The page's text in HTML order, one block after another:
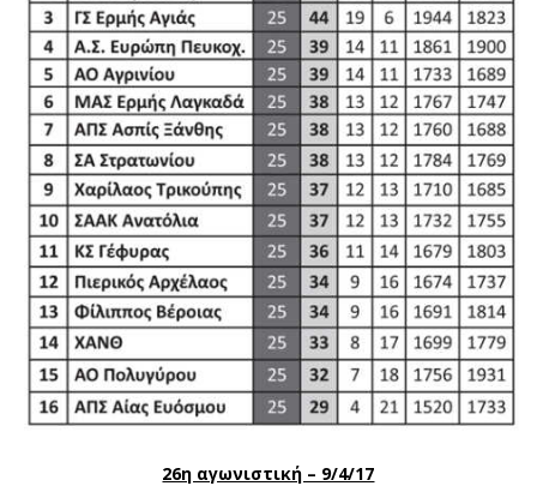
26η αγωνιστική – 9/4/17